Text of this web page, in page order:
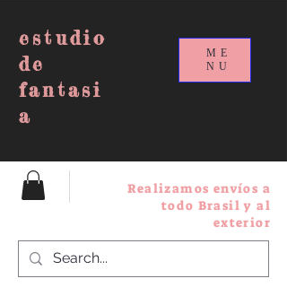
estudio
de
fantasi
a
ME
NU
Realizamos envíos a
todo Brasil y al
exterior